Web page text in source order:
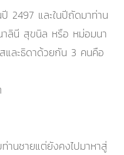
2497 และในปีถัดมาท่าน
ลินี สุขนิล หรือ หม่อมนา
ละธิดาด้วยกัน 3 คนคือ
านชายแต่ยังคงไปมาหาสู่